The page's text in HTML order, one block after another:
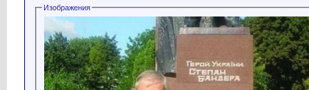
Изображения